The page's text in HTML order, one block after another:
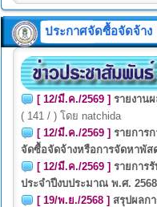
ประกาศจัดซื้อจัดจ้าง
[ 12/มี.ค./2569 ] รายงาน
( 141 / ) โดย natchida
[ 12/มี.ค./2569 ] รายการ
จัดซื้อจัดจ้างหรือการจัดหาพัส
[ 12/มี.ค./2569 ] รายการ
ประจำปีงบประมาณ พ.ศ. 2568
[ 19/พ.ย./2568 ] สรุปผลก